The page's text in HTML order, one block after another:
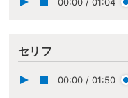
セリフ
00:00 / 01:50